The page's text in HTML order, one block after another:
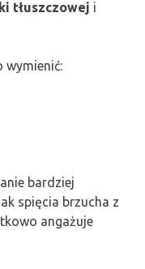
tłuszczowej i
wymienić:
bardziej
spięcia brzucha z
angażuje